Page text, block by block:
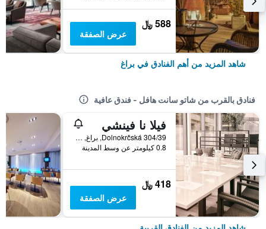
588 ﷼
عرض الصفقة
شاهد المزيد من أهم الفنادق في براغ
فنادق بالقرب من شاتو سانت هافل - فندق عافية
فيلا نا فينشي
Dolnokrčská 304/39, براغ, Prague Region, جمهورية التشيك
0.8 كيلومتر عن وسط المدينة
418 ﷼
عرض الصفقة